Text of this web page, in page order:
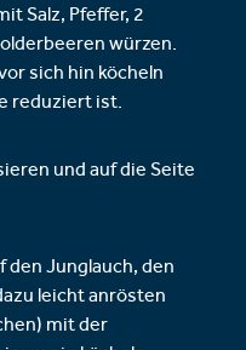
Salz, Pfeffer, 2
würzen.
sich hin köcheln
reduziert ist.
und auf die Seite
den Junglauch, den
leicht anrösten
mit der